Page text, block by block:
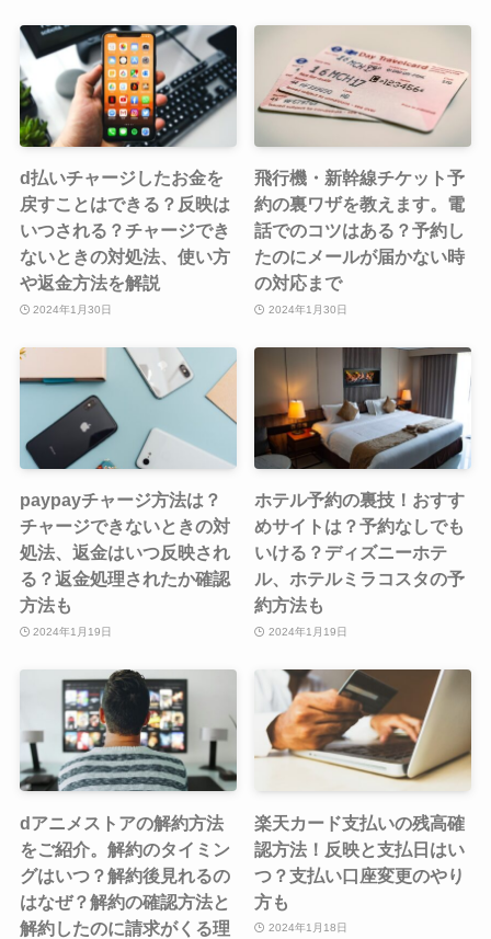
d払いチャージしたお金を
戻すことはできる？反映は
いつされる？チャージでき
ないときの対処法、使い方
や返金方法を解説
2024年1月30日
飛行機・新幹線チケット予
約の裏ワザを教えます。電
話でのコツはある？予約し
たのにメールが届かない時
の対応まで
2024年1月30日
paypayチャージ方法は？
チャージできないときの対
処法、返金はいつ反映され
る？返金処理されたか確認
方法も
2024年1月19日
ホテル予約の裏技！おすす
めサイトは？予約なしでも
いける？ディズニーホテ
ル、ホテルミラコスタの予
約方法も
2024年1月19日
dアニメストアの解約方法
をご紹介。解約のタイミン
グはいつ？解約後見れるの
はなぜ？解約の確認方法と
解約したのに請求がくる理
楽天カード支払いの残高確
認方法！反映と支払日はい
つ？支払い口座変更のやり
方も
2024年1月18日